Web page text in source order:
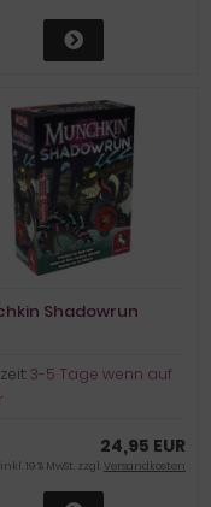
Shadowrun
3-5 Tage wenn auf
24,95 EUR
inkl. 19 % MwSt. zzgl.Versandkosten